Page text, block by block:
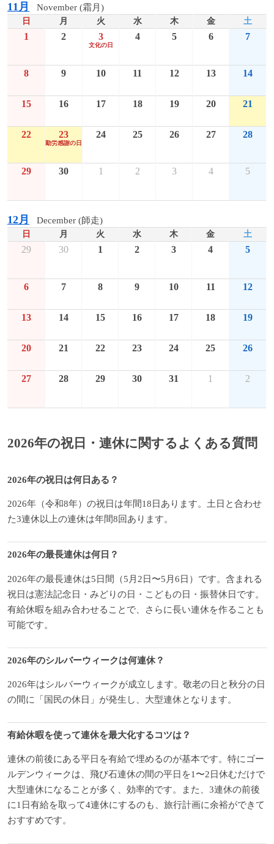
11月 November (霜月)
日 月 火 水 木 金 土
1 2 3
文化の日
4 5 6 7
8 9 10 11 12 13 14
15 16 17 18 19 20 21
22 23
勤労感謝の日
24 25 26 27 28
29 30 1 2 3 4 5
12月 December (師走)
日 月 火 水 木 金 土
29 30 1 2 3 4 5
6 7 8 9 10 11 12
13 14 15 16 17 18 19
20 21 22 23 24 25 26
27 28 29 30 31 1 2
2026年の祝日・連休に関するよくある質問
2026年の祝日は何日ある？
2026年（令和8年）の祝日は年間18日あります。土日と合わせ
た3連休以上の連休は年間8回あります。
2026年の最長連休は何日？
2026年の最長連休は5日間（5月2日〜5月6日）です。含まれる
祝日は憲法記念日・みどりの日・こどもの日・振替休日です。
有給休暇を組み合わせることで、さらに長い連休を作ることも
可能です。
2026年のシルバーウィークは何連休？
2026年はシルバーウィークが成立します。敬老の日と秋分の日
の間に「国民の休日」が発生し、大型連休となります。
有給休暇を使って連休を最大化するコツは？
連休の前後にある平日を有給で埋めるのが基本です。特にゴー
ルデンウィークは、飛び石連休の間の平日を1〜2日休むだけで
大型連休になることが多く、効率的です。また、3連休の前後
に1日有給を取って4連休にするのも、旅行計画に余裕ができて
おすすめです。